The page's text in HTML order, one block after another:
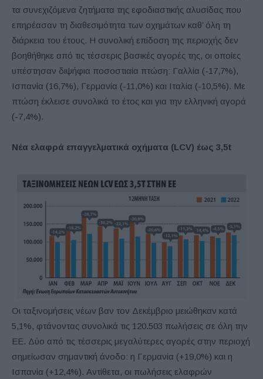
τα συνεχιζόμενα ζητήματα της εφοδιαστικής αλυσίδας που
επηρέασαν τη διαθεσιμότητα των οχημάτων καθ’ όλη τη
διάρκεια του έτους. Η συνολική επίδοση της περιοχής δεν
βοηθήθηκε από τις τέσσερις βασικές αγορές της, οι οποίες
υπέστησαν διψήφια ποσοστιαία πτώση: Γαλλία (-17,7%),
Ισπανία (16,7%), Γερμανία (-11,0%) και Ιταλία (-10,5%). Με
πτώση έκλεισε συνολικά το έτος και για την ελληνική αγορά
(-7,4%).
Νέα ελαφρά επαγγελματικά οχήματα (LCV) έως 3,5t
Οι ταξινομήσεις νέων βαν τον Δεκέμβριο μειώθηκαν κατά
5,1%, φτάνοντας συνολικά τις 120.503 πωλήσεις σε όλη την
ΕΕ. Δύο από τις τέσσερις μεγαλύτερες αγορές στην περιοχή
σημείωσαν σημαντική άνοδο: η Γερμανία (+19,0%) και η
Ισπανία (+12,4%). Αντίθετα, οι πωλήσεις ελαφρών